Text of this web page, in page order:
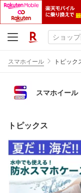
スマホイール トピック
スマホイール
トピックス